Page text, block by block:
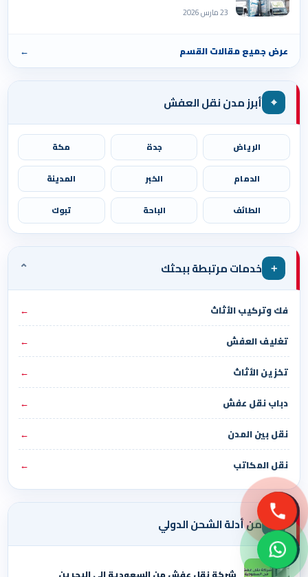
23 مارس 2026
عرض جميع مقالات القسم ←
⌖ أبرز مدن نقل العفش
الرياض جدة مكة
الدمام الخبر المدينة
الطائف الباحة تبوك
＋ خدمات مرتبطة ببحثك ⌄
فك وتركيب الأثاث
←
تغليف العفش
←
تخزين الأثاث
←
دباب نقل عفش
←
نقل بين المدن
←
نقل المكاتب
←
✈ من أدلة الشحن الدولي